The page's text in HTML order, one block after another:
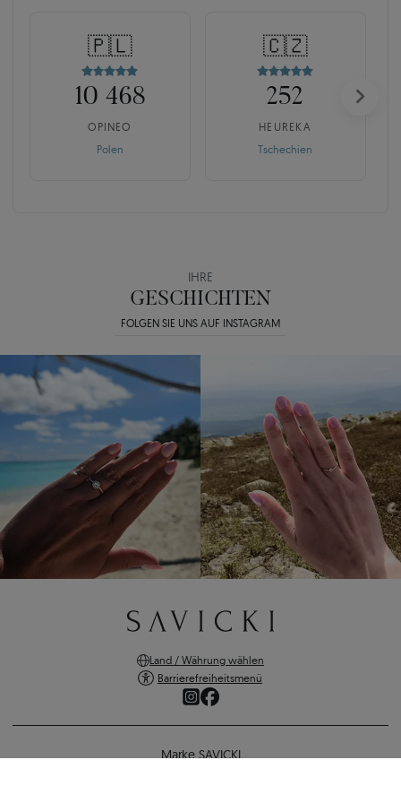
🇵🇱
10 468
OPINEO
Polen
🇨🇿
252
HEUREKA
Tschechien
IHRE
GESCHICHTEN
FOLGEN SIE UNS AUF INSTAGRAM
Land / Währung wählen
Barrierefreiheitsmenü
Marke SAVICKI